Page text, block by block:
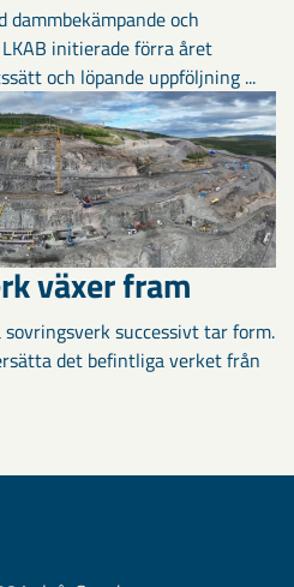
och
initierade förra året
och löpande uppföljning ...
växer fram
successivt tar form.
det befintliga verket från